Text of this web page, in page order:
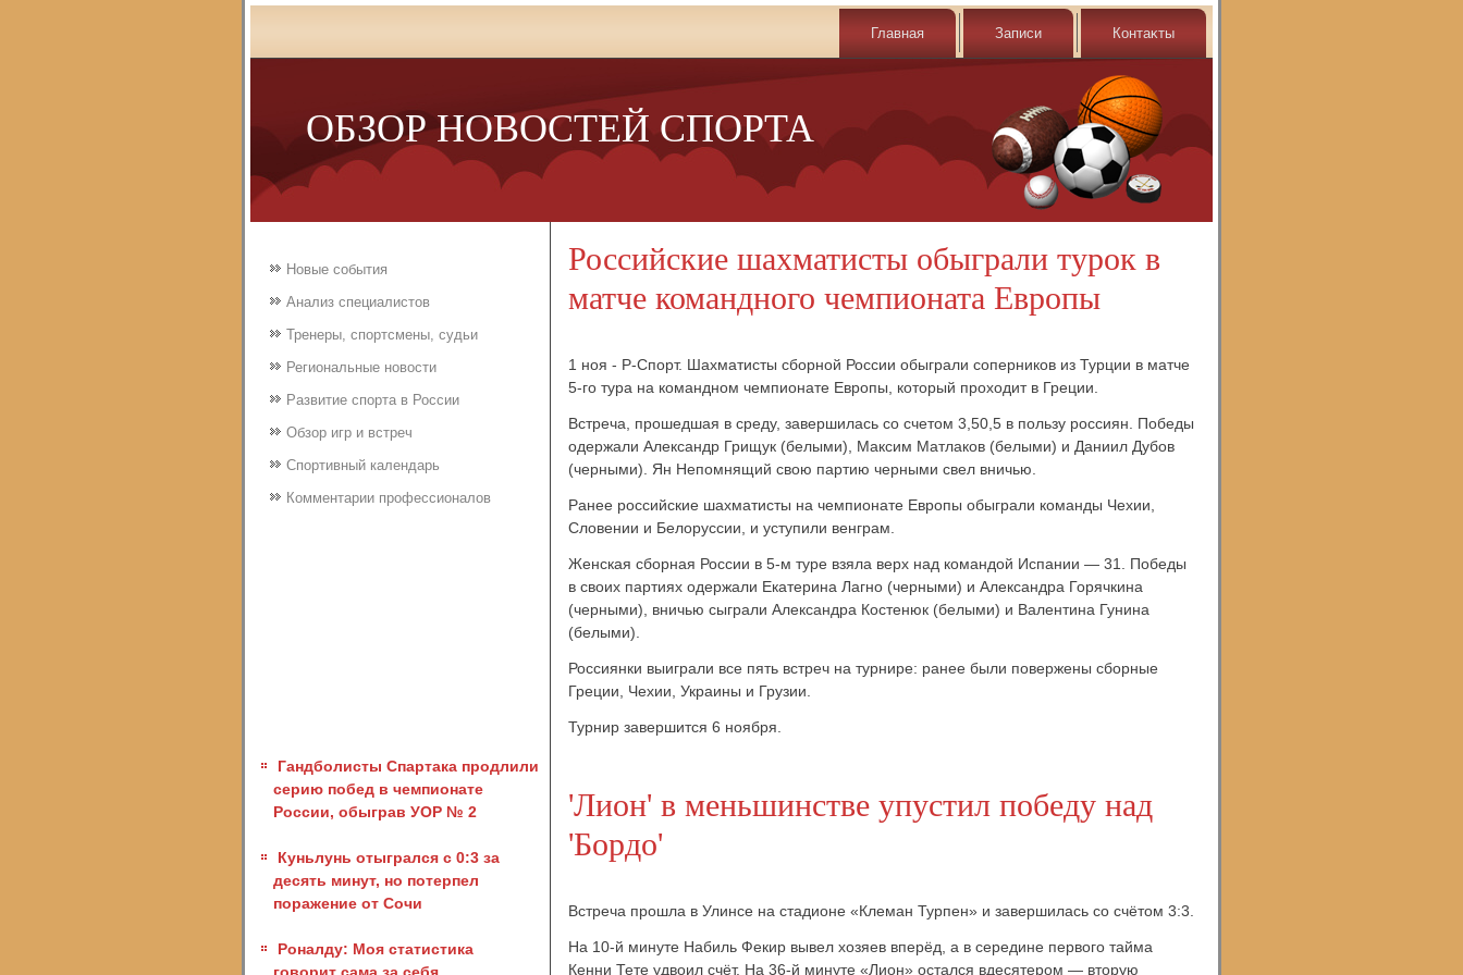
Главная Записи Контаκты
ОБЗОР НОВОСТЕЙ СПОРТА
Новые события
Анализ специалистов
Тренеры, спортсмены, судьи
Региональные новости
Развитие спорта в России
Обзор игр и встреч
Спортивный календарь
Комментарии профессионалов
Гандболисты Спартака продлили
серию побед в чемпионате
России, обыграв УОР № 2
Куньлунь отыгрался с 0:3 за
десять минут, но потерпел
поражение от Сочи
Роналду: Моя статистика
Российские шахматисты обыграли турок в
матче командного чемпионата Европы
1 ноя - Р-Спорт. Шахматисты сборной России обыграли соперников из Турции в матче
5-го тура на командном чемпионате Европы, который проходит в Греции.
Встреча, прошедшая в среду, завершилась со счетом 3,50,5 в пользу россиян. Победы
одержали Александр Грищук (белыми), Максим Матлаков (белыми) и Даниил Дубов
(черными). Ян Непомнящий свою партию черными свел вничью.
Ранее российские шахматисты на чемпионате Европы обыграли команды Чехии,
Словении и Белоруссии, и уступили венграм.
Женская сборная России в 5-м туре взяла верх над командой Испании — 31. Победы
в своих партиях одержали Екатерина Лагно (черными) и Александра Горячкина
(черными), вничью сыграли Александра Костенюк (белыми) и Валентина Гунина
(белыми).
Россиянки выиграли все пять встреч на турнире: ранее были повержены сборные
Греции, Чехии, Украины и Грузии.
Турнир завершится 6 ноября.
'Лион' в меньшинстве упустил победу над
'Бордо'
Встреча прошла в Улинсе на стадионе «Клеман Турпен» и завершилась со счётом 3:3.
На 10-й минуте Набиль Фекир вывел хозяев вперёд, а в середине первого тайма
Кенни Тете удвоил счёт. На 36-й минуте «Лион» остался вдесятером — вторую